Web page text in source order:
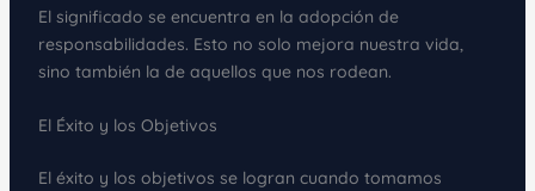
El significado se encuentra en la adopción de
responsabilidades. Esto no solo mejora nuestra vida,
sino también la de aquellos que nos rodean.
El Éxito y los Objetivos
El éxito y los objetivos se logran cuando tomamos